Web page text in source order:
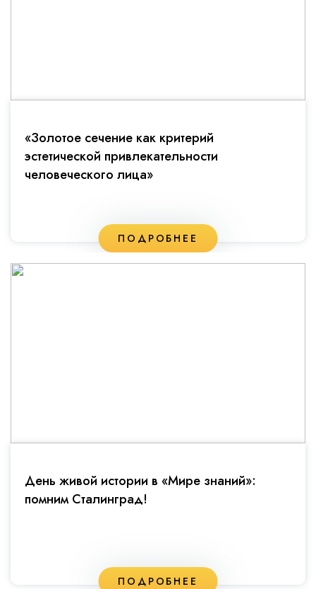
«Золотое сечение как критерий
эстетической привлекательности
человеческого лица»
ПОДРОБНЕЕ
День живой истории в «Мире знаний»:
помним Сталинград!
ПОДРОБНЕЕ